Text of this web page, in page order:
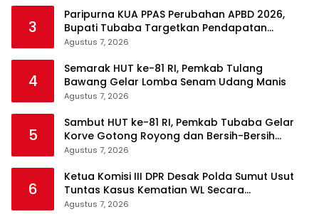
3
Paripurna KUA PPAS Perubahan APBD 2026,
Bupati Tubaba Targetkan Pendapatan
Daerah Rp820,3 Miliar
Agustus 7, 2026
4
Semarak HUT ke-81 RI, Pemkab Tulang
Bawang Gelar Lomba Senam Udang Manis
Agustus 7, 2026
5
Sambut HUT ke-81 RI, Pemkab Tubaba Gelar
Korve Gotong Royong dan Bersih-Bersih
Serentak
Agustus 7, 2026
6
Ketua Komisi III DPR Desak Polda Sumut Usut
Tuntas Kasus Kematian WL Secara
Transparan
Agustus 7, 2026